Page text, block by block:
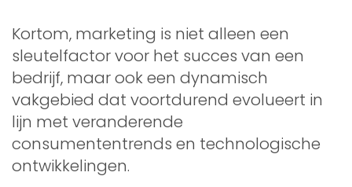
Kortom, marketing is niet alleen een
sleutelfactor voor het succes van een
bedrijf, maar ook een dynamisch
vakgebied dat voortdurend evolueert in
lijn met veranderende
consumententrends en technologische
ontwikkelingen.